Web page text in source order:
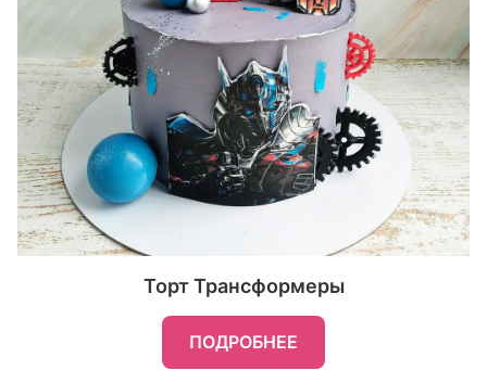
Торт Трансформеры
ПОДРОБНЕЕ